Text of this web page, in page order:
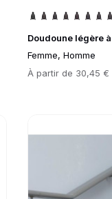
Doudoune légère
Femme, Homme
Prix
À partir de 30,45 €